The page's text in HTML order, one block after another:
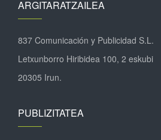
ARGITARATZAILEA
837 Comunicación y Publicidad S.L.
Letxunborro Hiribidea 100, 2 eskubi
20305 Irun.
PUBLIZITATEA